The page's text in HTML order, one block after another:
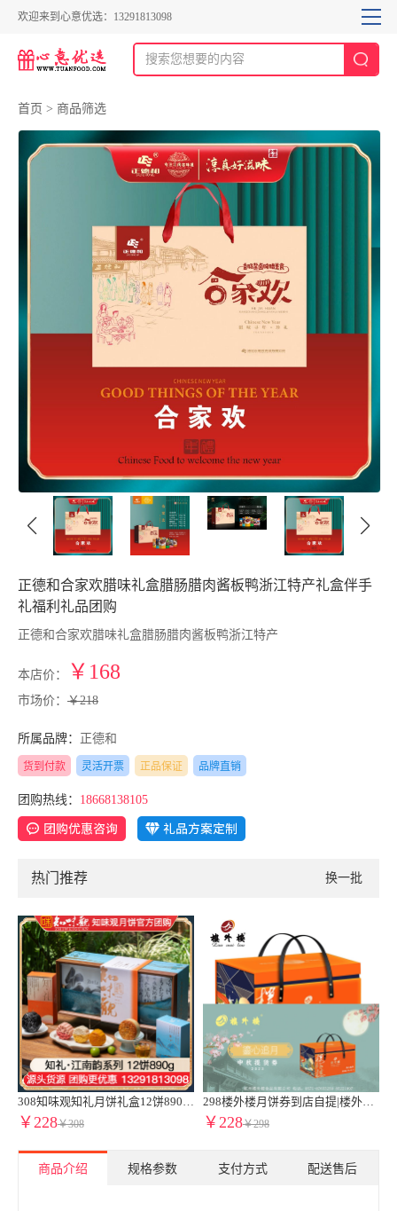
欢迎来到心意优选：13291813098
首页 > 商品筛选
正德和合家欢腊味礼盒腊肠腊肉酱板鸭浙江特产礼盒伴手
礼福利礼品团购
正德和合家欢腊味礼盒腊肠腊肉酱板鸭浙江特产
本店价： ￥168
市场价： ￥218
所属品牌： 正德和
货到付款 灵活开票 正品保证 品牌直销
团购热线： 18668138105
热门推荐
308知味观知礼月饼礼盒12饼890g广式月饼苏式月饼港式流心奶黄月饼中秋礼盒伴手礼知味观官网团购定制【高端送礼 热卖推荐】知礼礼盒
￥228￥308
298楼外楼月饼券到店自提|楼外楼鎏心追月月饼礼盒提货券16饼960g奶黄流心糕点心送礼团购特产中秋伴手礼礼盒
￥228￥298
换一批
商品介绍 规格参数 支付方式 配送售后